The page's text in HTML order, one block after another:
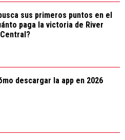
sus primeros puntos en el
paga la victoria de River
descargar la app en 2026